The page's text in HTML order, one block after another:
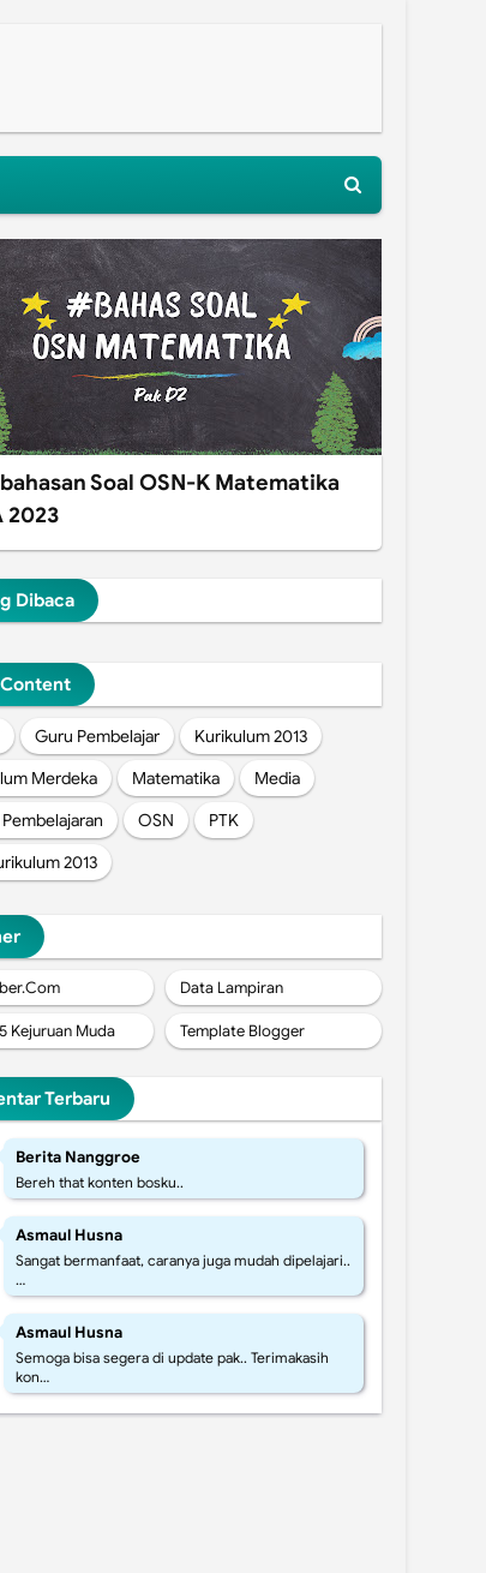
Soal OSN-K Matematika
2023
Dibaca
Guru Pembelajar
Kurikulum 2013
Merdeka
Matematika
Media
OSN
PTK
2013
Data Lampiran
Kejuruan Muda Template Blogger
Terbaru
Berita Nanggroe
Bereh that konten bosku..
Asmaul Husna
Sangat bermanfaat, caranya juga mudah dipelajari..
…
Asmaul Husna
Semoga bisa segera di update pak.. Terimakasih
kon…